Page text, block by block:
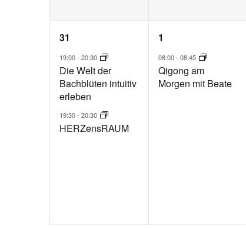
2
Veranstaltungen,
31
19:00- 20:30
Die Welt der
Bachblüten intuitiv
erleben
19:30- 20:30
HERZensRAUM
1
Veranstaltung,
1
08:00- 08:45
Qigong am
Morgen mit Beate